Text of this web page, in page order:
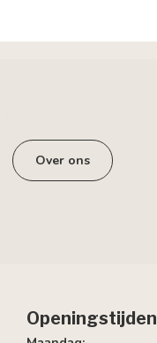
Over ons
Openingstijden